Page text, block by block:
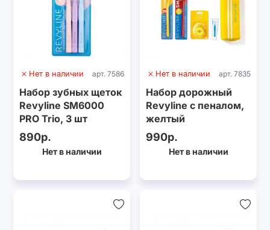
Нет в наличии арт. 7586
Набор зубных щеток
Revyline SM6000
PRO Trio, 3 шт
890р.
Нет в наличии
Нет в наличии арт. 7835
Набор дорожный
Revyline с пеналом,
желтый
990р.
Нет в наличии